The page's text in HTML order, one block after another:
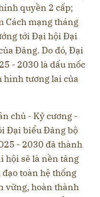
quyền 2 cấp;
Cách mạng tháng
tới Đại hội Đại
Đảng. Do đó, Đại
- 2030 là dấu mốc
hình tương lai của
chủ - Kỷ cương -
Đại biểu Đảng bộ
- 2030 đã thành
hội sẽ là nền tảng
toàn hệ thống
vững, hoàn thành